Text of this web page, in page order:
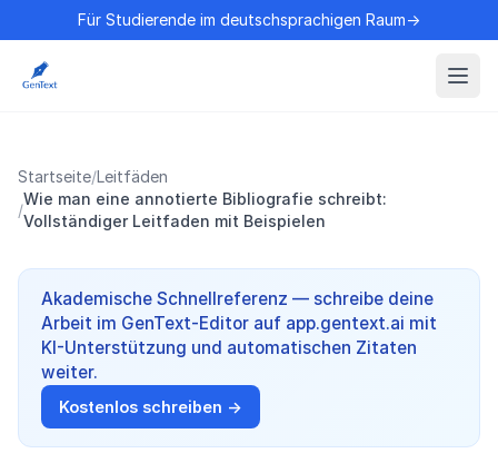
Für Studierende im deutschsprachigen Raum→
Startseite/Leitfäden
/
Wie man eine annotierte Bibliografie schreibt:
Vollständiger Leitfaden mit Beispielen
Akademische Schnellreferenz — schreibe deine
Arbeit im GenText-Editor auf app.gentext.ai mit
KI-Unterstützung und automatischen Zitaten
weiter.
Kostenlos schreiben →